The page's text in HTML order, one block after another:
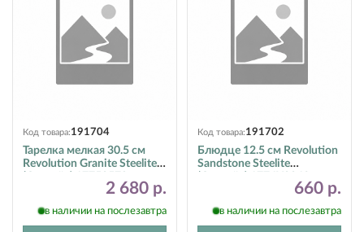
Код товара:191704
Тарелка мелкая 30.5 см
Revolution Granite Steelite
2 680 р.
в наличии на послезавтра
Код товара:191702
Блюдце 12.5 см Revolution
Sandstone Steelite
660 р.
в наличии на послезавтра